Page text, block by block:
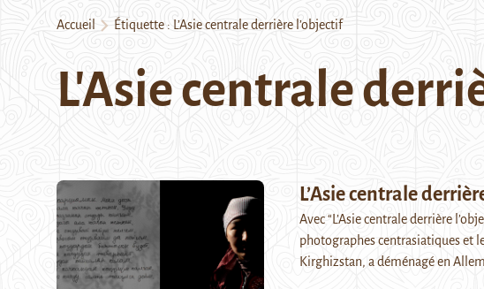
Accueil Étiquette : L’Asie centrale derrière l’objectif
L'Asie centrale
L’Asie centrale
Avec “L’Asie centrale derrière
photographes centrasiatiques et
Kirghizstan, a déménagé en